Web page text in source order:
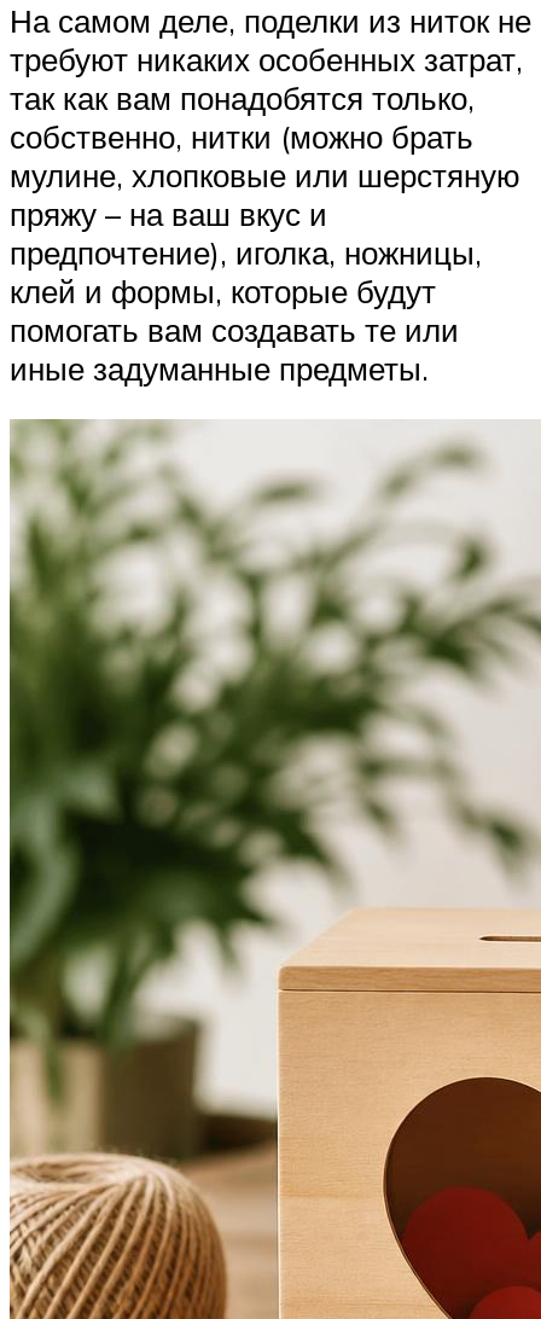
На самом деле, поделки из ниток не
требуют никаких особенных затрат,
так как вам понадобятся только,
собственно, нитки (можно брать
мулине, хлопковые или шерстяную
пряжу – на ваш вкус и
предпочтение), иголка, ножницы,
клей и формы, которые будут
помогать вам создавать те или
иные задуманные предметы.